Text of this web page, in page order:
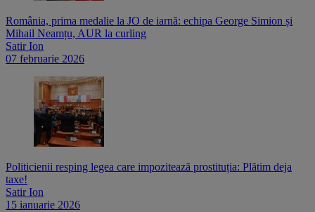
România, prima medalie la JO de iarnă: echipa George Simion și
Mihail Neamțu, AUR la curling
Satir Ion
07 februarie 2026
Politicienii resping legea care impozitează prostituția: Plătim deja
taxe!
Satir Ion
15 ianuarie 2026